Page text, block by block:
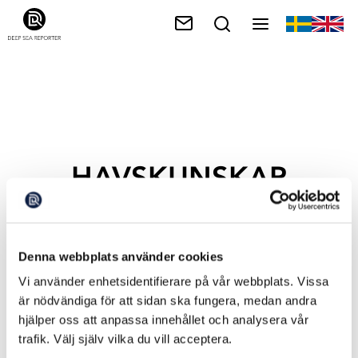
Denna webbplats använder cookies
Vi använder enhetsidentifierare på vår webbplats. Vissa
är nödvändiga för att sidan ska fungera, medan andra
hjälper oss att anpassa innehållet och analysera vår
trafik. Välj själv vilka du vill acceptera.
HAVSKUNSKAP